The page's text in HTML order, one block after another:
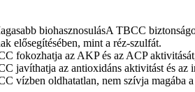
biohasznosulásA TBCC
elősegítésében, mint a réz-szulfát.
fokozhatja az AKP és az ACP
javíthatja az antioxidáns aktivitást és az
vízben oldhatatlan, nem szívja magába